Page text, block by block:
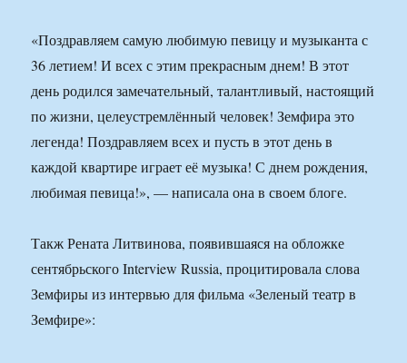
«Поздравляем самую любимую певицу и музыканта с
36 летием! И всех с этим прекрасным днем! В этот
день родился замечательный, талантливый, настоящий
по жизни, целеустремлённый человек! Земфира это
легенда! Поздравляем всех и пусть в этот день в
каждой квартире играет её музыка! С днем рождения,
любимая певица!», — написала она в своем блоге.
Такж Рената Литвинова, появившаяся на обложке
сентябрьского Interview Russia, процитировала слова
Земфиры из интервью для фильма «Зеленый театр в
Земфире»: